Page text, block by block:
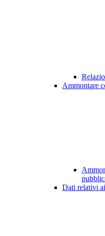
Ammontare
Dati relativi